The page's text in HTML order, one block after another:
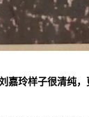
嘉玲样子很清纯，